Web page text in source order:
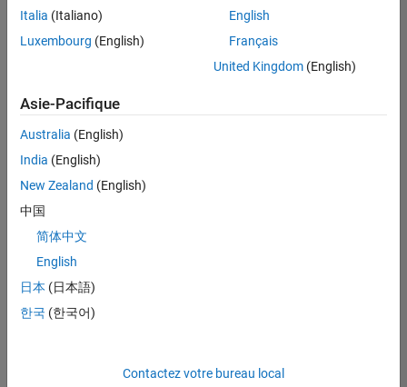
ou
afficher
l’ensemble
d'emploi.
malgré
tout
vous
trouvez
pas
d'offre
corresponde
à vos
Italia (Italiano)
Luxembourg (English)
English
Français
United Kingdom(English)
Asie-Pacifique
Australia (English)
India (English)
New Zealand (English)
中国
简体中文
English
日本 (日本語)
한국 (한국어)
Contactez votre bureau local